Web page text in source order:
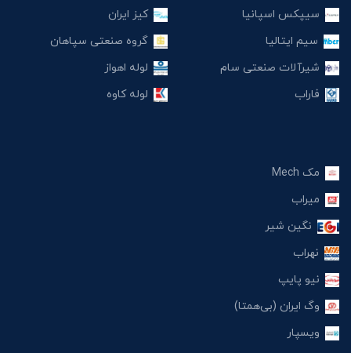
سیپکس اسپانیا
سیم ایتالیا
شیرآلات صنعتی سام
فاراب
کیز ایران
گروه صنعتی سپاهان
لوله اهواز
لوله کاوه
مک Mech
میراب
نگین شیر
نهراب
نیو پایپ
وگ ایران (بی‌همتا)
ویسپار